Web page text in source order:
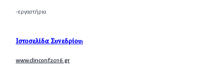
-εργαστήρια
Ιστοσελίδα Συνεδρίου:
www.clinconf2016.gr